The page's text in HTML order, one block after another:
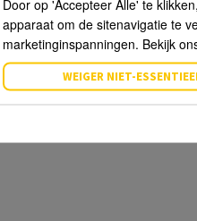
Door op 'Accepteer Alle' te
apparaat om de sitenavigatie te
marketinginspanningen. Bekijk
WEIGER NIET-